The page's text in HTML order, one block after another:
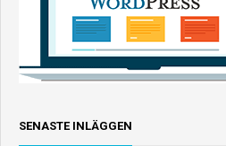
SENASTE INLÄGGEN